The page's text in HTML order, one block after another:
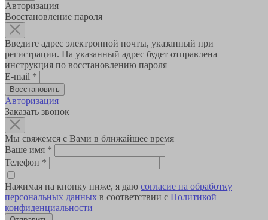
Авторизация
Восстановление пароля
Введите адрес электронной почты, указанный при
регистрации. На указанный адрес будет отправлена
инструкция по восстановлению пароля
E-mail *
Авторизация
Заказать звонок
Мы свяжемся с Вами в ближайшее время
Ваше имя *
Телефон *
Нажимая на кнопку ниже, я даю согласие на обработку
персональных данных в соответствии с Политикой
конфиденциальности